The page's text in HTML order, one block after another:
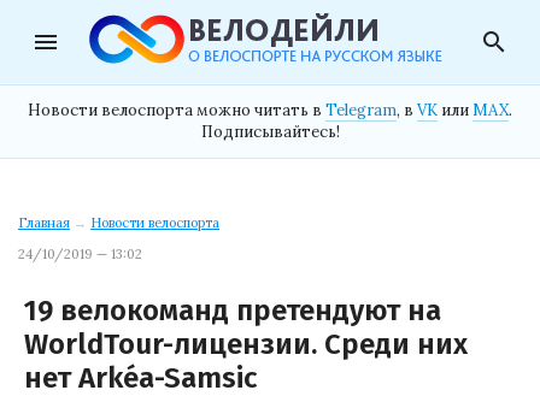
menu search
Новости велоспорта можно читать в Telegram, в VK илиMAX.
Подписывайтесь!
Главная → Новости велоспорта
24/10/2019 — 13:02
19 велокоманд претендуют на
WorldTour-лицензии. Среди них
нет Arkéa-Samsic